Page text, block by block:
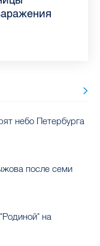
года
небо Петербурга
после семи
на